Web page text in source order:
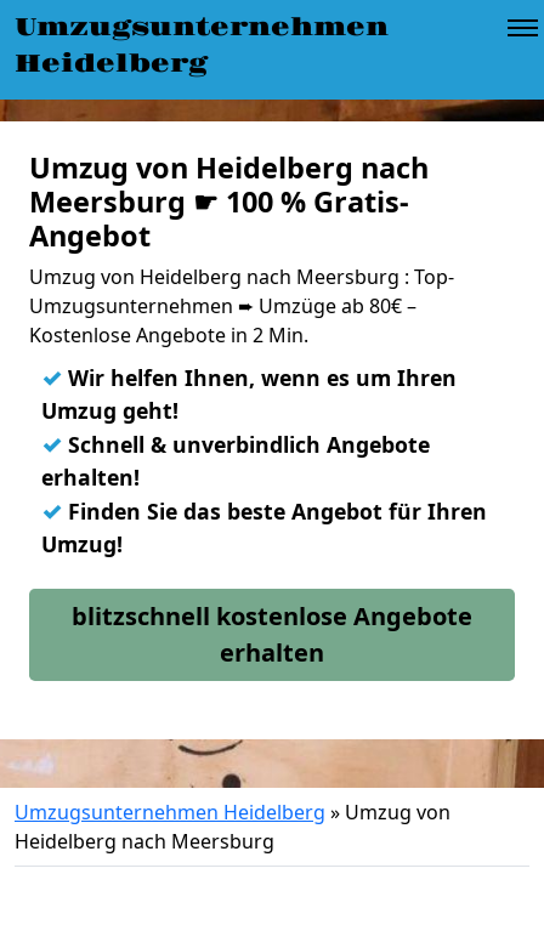
Umzugsunternehmen
Heidelberg
Umzug von Heidelberg nach
Meersburg ☛ 100 % Gratis-
Angebot
Umzug von Heidelberg nach Meersburg : Top-
Umzugsunternehmen ➨ Umzüge ab 80€ –
Kostenlose Angebote in 2 Min.
✓ Wir helfen Ihnen, wenn es um Ihren
Umzug geht!
✓ Schnell & unverbindlich Angebote
erhalten!
✓ Finden Sie das beste Angebot für Ihren
Umzug!
blitzschnell kostenlose Angebote
erhalten
Umzugsunternehmen Heidelberg » Umzug von
Heidelberg nach Meersburg